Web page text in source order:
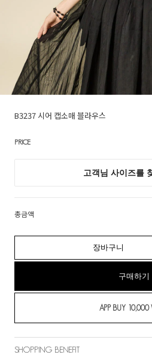
B3237 시어 캡소매 블라우스
PRICE
총금액
장바구니
구매하기
SHOPPING BENEFIT